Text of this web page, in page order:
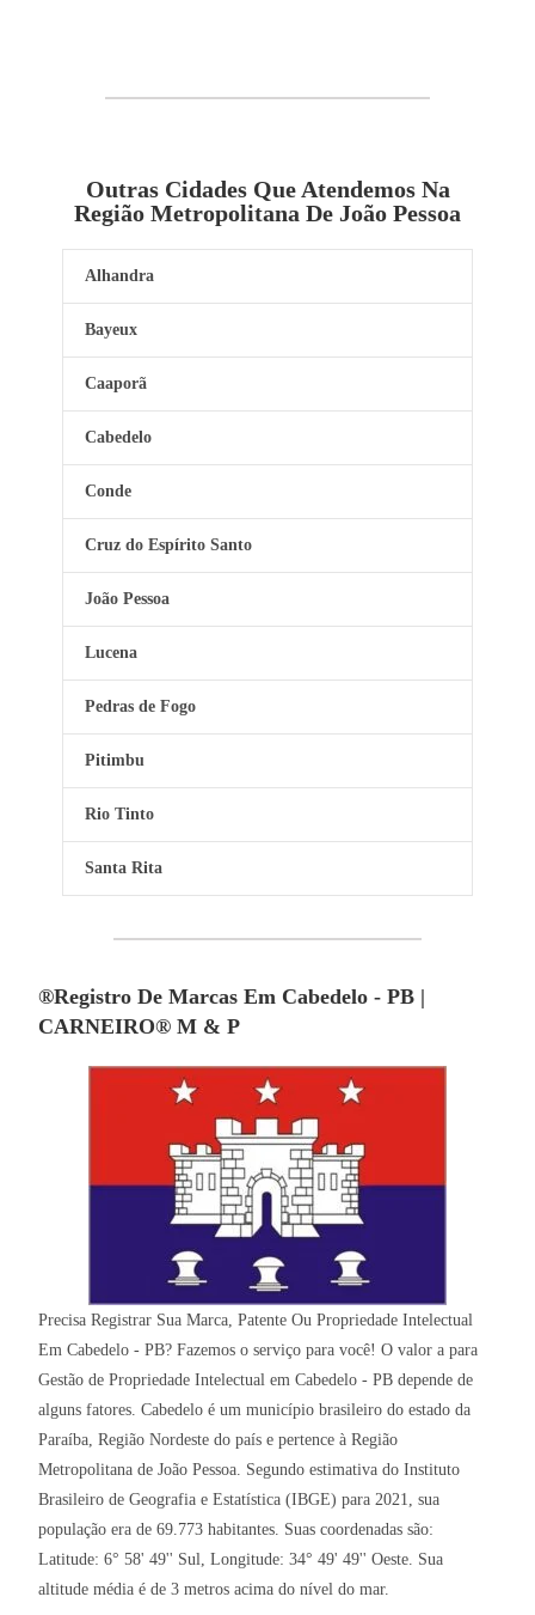
Outras Cidades Que Atendemos Na
Região Metropolitana De João Pessoa
Alhandra
Bayeux
Caaporã
Cabedelo
Conde
Cruz do Espírito Santo
João Pessoa
Lucena
Pedras de Fogo
Pitimbu
Rio Tinto
Santa Rita
®Registro De Marcas Em Cabedelo - PB |
CARNEIRO® M & P
Precisa Registrar Sua Marca, Patente Ou Propriedade Intelectual
Em Cabedelo - PB? Fazemos o serviço para você! O valor a para
Gestão de Propriedade Intelectual em Cabedelo - PB depende de
alguns fatores. Cabedelo é um município brasileiro do estado da
Paraíba, Região Nordeste do país e pertence à Região
Metropolitana de João Pessoa. Segundo estimativa do Instituto
Brasileiro de Geografia e Estatística (IBGE) para 2021, sua
população era de 69.773 habitantes. Suas coordenadas são:
Latitude: 6° 58' 49'' Sul, Longitude: 34° 49' 49'' Oeste. Sua
altitude média é de 3 metros acima do nível do mar.